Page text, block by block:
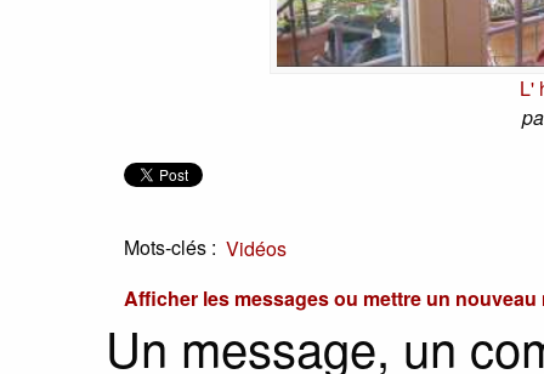
L'
Mots-clés : Vidéos
Afficher les messages ou mettre un nouveau
Un message, un